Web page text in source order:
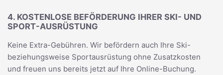
4. KOSTENLOSE BEFÖRDERUNG IHRER SKI- UND
SPORT-AUSRÜSTUNG
Keine Extra-Gebühren. Wir befördern auch Ihre Ski-
beziehungsweise Sportausrüstung ohne Zusatzkosten
und freuen uns bereits jetzt auf Ihre Online-Buchung.